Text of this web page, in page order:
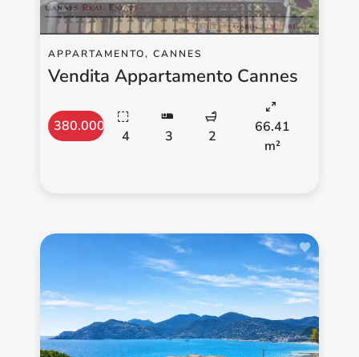
APPARTAMENTO, CANNES
Vendita Appartamento Cannes
380.000 €
4 3 2
66.41
m²